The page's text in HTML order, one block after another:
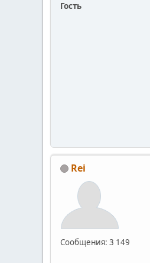
Гость
Rei
Сообщения: 3 149